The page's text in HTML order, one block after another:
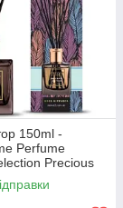
150ml -
Perfume
Precious
шкіра)